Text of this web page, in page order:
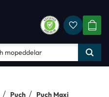
Puch
Puch Maxi